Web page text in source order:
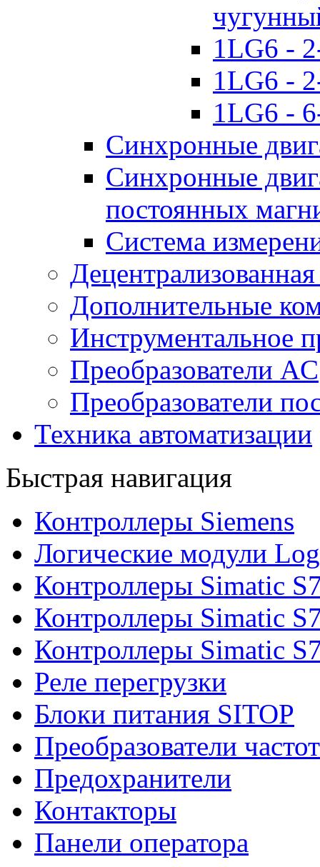
1LG6 -
1LG6 -
1LG6 -
Синхронные
Синхронные
постоянных
Система
Дополнительные
Инструментальное
Преобразователи AC
Преобразователи
Техника автоматизации
Быстрая навигация
Контроллеры Siemens
Логические модули
Контроллеры Simatic
Контроллеры Simatic
Контроллеры Simatic
Реле перегрузки
Блоки питания SITOP
Преобразователи
Предохранители
Контакторы
Панели оператора